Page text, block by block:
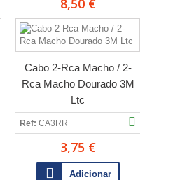
8,50 €
Cabo 2-Rca Macho / 2-
Rca Macho Dourado 3M
Ltc
Ref: CA3RR
3,75 €
Adicionar